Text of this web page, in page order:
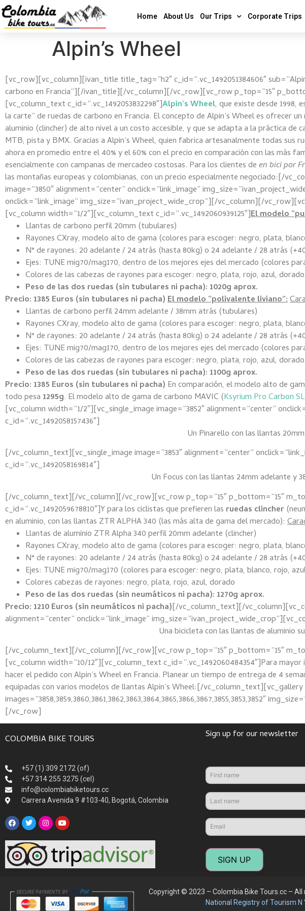
Home About Us Our Trips Corporate Trips
Alpin’s Wheel
[vc_row][vc_column][ivan_title title_tag=”h2″ c_id=”.vc_1492051384606″
carbono en Francia”][/ivan_title][/vc_column][/vc_row][vc_row p_top=”15″
[vc_column_text c_id=”.vc_1492053832298″]Alpin’s Wheel, que existe desde 1998,
la carte” de ruedas de carbono en Francia. El concepto de Alpin’s Wheel es ofrecer
aluminio (clincher) de alto nivel a un costo accesible, y que se adapta a la práctica de
MTB, pista y BMX. Gracias a Alpin’s Wheel, quien fabrica artesanalmente todas sus
ahora en promedio entre el 40% y el 60% con el precio en comparación con las más
esencialmente con campanas de mercadeo costosas. Para los clientes deen bici por
las montañas europeas y colombianas, con un precio especialmente negociado:[/
image=”3850″ alignment=”center” onclick=”link_image”
onclick=”link_image” img_size=”ivan_project_wide_crop”][/vc_column][/
[vc_column width=”1/2″][vc_column_text c_id=”.vc_1492060939125″]El modelo
Llantas de carbono perfil 20mm (tubulares)
Rayones CXray, modelo alto de gama (colores para escoger: negro, plata,
N° de rayones: 20 adelante / 24 atrás (hasta 80kg) o 24 adelante / 28 atrás
Ejes: TUNE mig70/mag170, dentro de los mejores ejes del mercado (colores
Colores de las cabezas de rayones para escoger: negro, plata, rojo, azul, dorado
Peso de las dos ruedas (sin tubulares ni pacha): 1020g aprox.
Precio: 1385 Euros (sin tubulares ni pacha)El modelo “polivalente liviano”:
Llantas de carbono perfil 24mm adelante / 38mm atrás (tubulares)
Rayones CXray, modelo alto de gama (colores para escoger: negro, plata,
N° de rayones: 20 adelante / 24 atrás (hasta 80kg) o 24 adelante / 28 atrás
Ejes: TUNE mig70/mag170, dentro de los mejores ejes del mercado (colores
Colores de las cabezas de rayones para escoger: negro, plata, rojo, azul, dorado
Peso de las dos ruedas (sin tubulares ni pacha): 1100g aprox.
Precio: 1385 Euros (sin tubulares ni pacha) En comparación, el modelo alto de
todo pesa1295g. El modelo alto de gama de carbono MAVIC (Ksyrium Pro Carbon
[vc_column width=”1/2″][vc_single_image image=”3852″ alignment=”center”
c_id=”.vc_1492058157436″]
Un Pinarello con las llantas
[/vc_column_text][vc_single_image image=”3853″ alignment=”center”
c_id=”.vc_1492058169814″]
Un Focus con las llantas 24mm adelante y
[/vc_column_text][/vc_column][/vc_row][vc_row p_top=”15″ p_bottom=”15″
c_id=”.vc_1492059678810″]Y para los ciclistas que prefieren las ruedas clincher
en aluminio, con las llantas ZTR ALPHA 340 (las más alta de gama del mercado):
Llantas de aluminio ZTR Alpha 340 perfil 20mm adelante (clincher)
Rayones CXray, modelo alto de gama (colores para escoger: negro, plata,
N° de rayones: 20 adelante / 24 atrás (hasta 80kg) o 24 adelante / 28 atrás
Ejes: TUNE mig70/mag170 (colores para escoger: negro, plata, blanco, rojo,
Colores cabezas de rayones: negro, plata, rojo, azul, dorado
Peso de las dos ruedas (sin neumáticos ni pacha): 1270g aprox.
Precio: 1210 Euros (sin neumáticos ni pacha)[/vc_column_text][/
alignment=”center” onclick=”link_image”
Una bicicleta con las llantas de aluminio
[/vc_column_text][/vc_column][/vc_row][vc_row p_top=”15″ p_bottom=”15″
[vc_column width=”10/12″][vc_column_text c_id=”.vc_1492060484354″]Para
hacer el pedido con Alpin’s Wheel en Francia. Planear un tiempo de entrega de 4
equipadas con varios modelos de llantas Alpin’s Wheel:[/vc_column_text][vc_gallery
images=”3858,3859,3860,3861,3862,3863,3864,3865,3866,3867,3855,3853,3852″
[/vc_row]
COLOMBIA BIKE TOURS
+57 (1) 309 2172 (of)
+57 314 255 3275 (cel)
info@colombiabiketours.cc
Carrera Avenida 9 #103-40, Bogotá, Colombia
Sign up for our newsletter
SIGN UP
Copyright © 2023 – Colombia Bike Tours.cc – All
National Registry of Tourism N